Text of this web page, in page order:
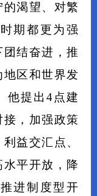
渴望、对繁
期都更为强
结奋进，推
区和世界发
他提出4点建
，加强政策
益交汇点、
平开放，降
进制度型开